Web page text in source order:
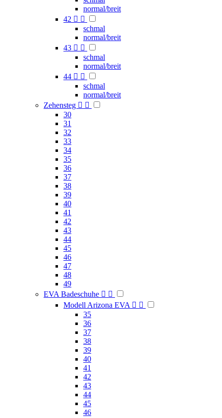
normal/breit
42  
schmal
normal/breit
43  
schmal
normal/breit
44  
schmal
normal/breit
Zehensteg  
30
31
32
33
34
35
36
37
38
39
40
41
42
43
44
45
46
47
48
49
EVA Badeschuhe  
Modell Arizona EVA  
35
36
37
38
39
40
41
42
43
44
45
46